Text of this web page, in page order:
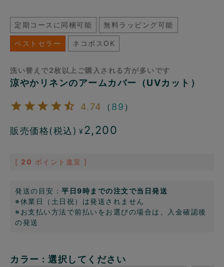
定期コースに同梱可能 無料ラッピング可能
ベストセラー ネコポスOK
洗い替えで2枚以上ご購入される方が多いです
涼やかリネンのアームカバー（UVカット）
4.74 （ 89 ）
販売価格(税込) ¥ 2,200
[ 20 ポイント進呈 ]
発送の目安： 平日9時までの注文で当日発送
※休業日（土日祝）は発送されません
※お支払い方法で前払いをお選びの場合は、入金確認後
の発送
カラー 選択してください